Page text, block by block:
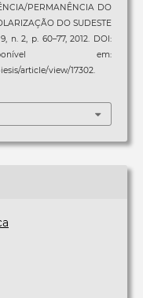
PERMANÊNCIA DO
DO SUDESTE
n. 2, p. 60–77, 2012. DOI:
Disponível em:
article/view/17302.